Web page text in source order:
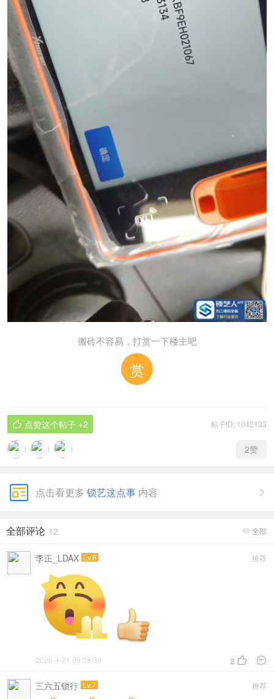
搬砖不容易，打赏一下楼主吧
赏
帖子ID: 1042133
 点赞这个帖子 +2
2赞

点击看更多 锁艺这点事 内容
 全部
全部评论 12
推荐
李正_LDAX Lv.8
2  
2026-4-21 08:38:38
推荐
三六五锁行 Lv.7